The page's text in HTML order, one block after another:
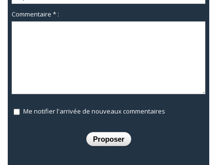
Commentaire * :
Me notifier l'arrivée de nouveaux commentaires